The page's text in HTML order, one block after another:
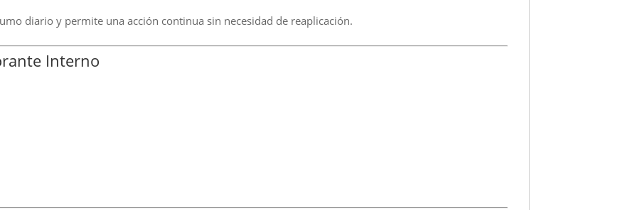
diario y permite una acción continua sin necesidad de reaplicación.
Interno